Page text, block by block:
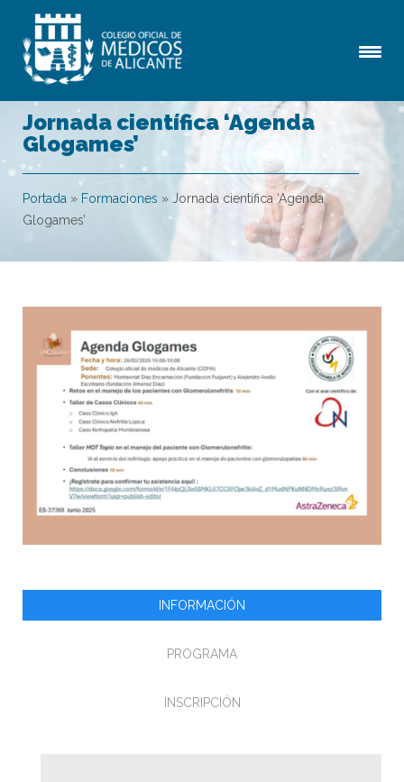
Jornada científica ‘Agenda
Glogames’
Portada » Formaciones » Jornada científica ‘Agenda
Glogames’
INFORMACIÓN
PROGRAMA
INSCRIPCIÓN